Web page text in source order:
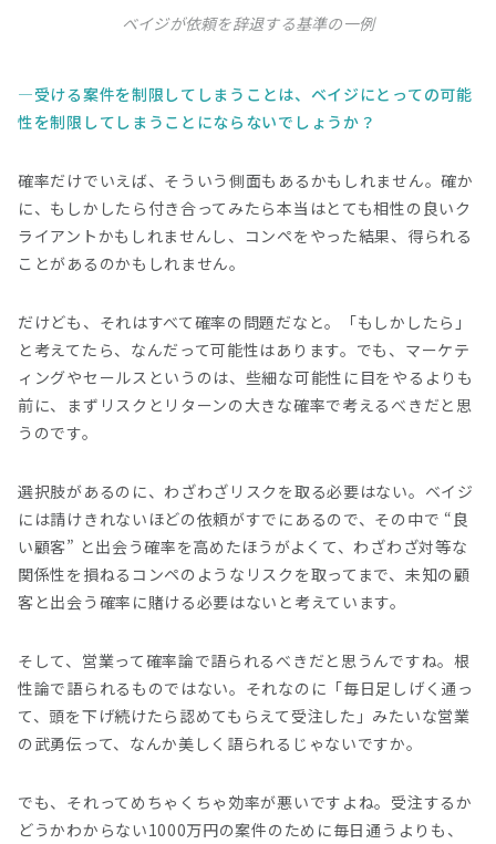
ベイジが依頼を辞退する基準の一例
受ける案件を制限してしまうことは、ベイジにとっての可能
性を制限してしまうことにならないでしょうか？
確率だけでいえば、そういう側面もあるかもしれません。確か
に、もしかしたら付き合ってみたら本当はとても相性の良いク
ライアントかもしれませんし、コンペをやった結果、得られる
ことがあるのかもしれません。
だけども、それはすべて確率の問題だなと。「もしかしたら」
と考えてたら、なんだって可能性はあります。でも、マーケテ
ィングやセールスというのは、些細な可能性に目をやるよりも
前に、まずリスクとリターンの大きな確率で考えるべきだと思
うのです。
選択肢があるのに、わざわざリスクを取る必要はない。ベイジ
には請けきれないほどの依頼がすでにあるので、その中で “良
い顧客” と出会う確率を高めたほうがよくて、わざわざ対等な
関係性を損ねるコンペのようなリスクを取ってまで、未知の顧
客と出会う確率に賭ける必要はないと考えています。
そして、営業って確率論で語られるべきだと思うんですね。根
性論で語られるものではない。それなのに「毎日足しげく通っ
て、頭を下げ続けたら認めてもらえて受注した」みたいな営業
の武勇伝って、なんか美しく語られるじゃないですか。
でも、それってめちゃくちゃ効率が悪いですよね。受注するか
どうかわからない1000万円の案件のために毎日通うよりも、